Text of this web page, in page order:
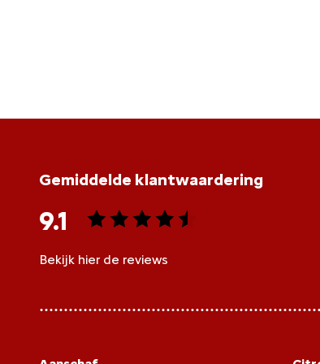
Gemiddelde klantwaardering
9.1
Bekijk hier de reviews
van